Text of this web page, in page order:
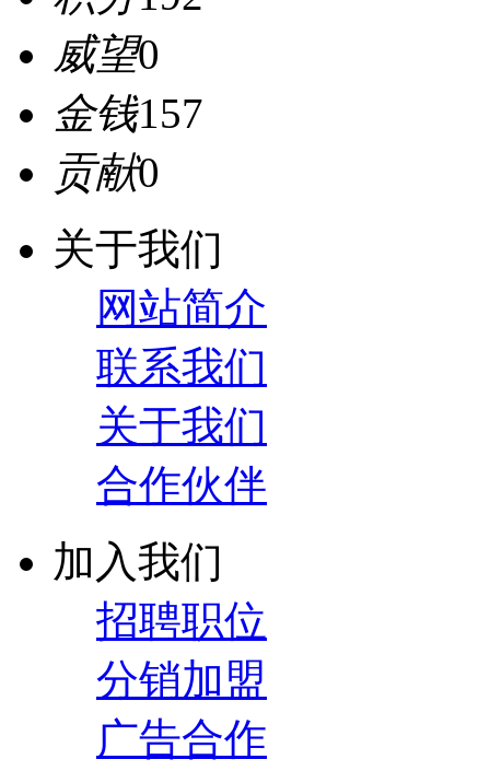
威望0
金钱157
贡献0
关于我们
网站简介
联系我们
关于我们
合作伙伴
加入我们
招聘职位
分销加盟
广告合作